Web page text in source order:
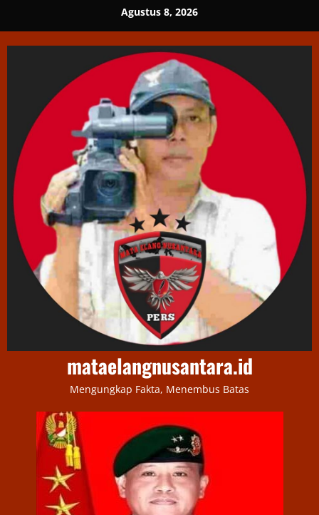
to
content
Agustus 8, 2026
mataelangnusantara.id
Mengungkap Fakta, Menembus Batas